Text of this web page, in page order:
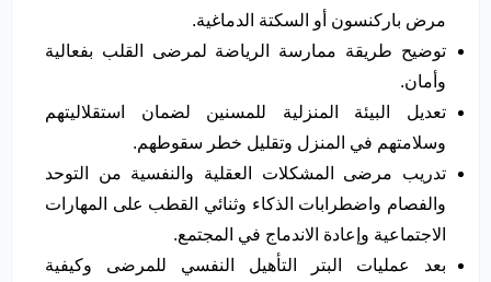
مرض باركنسون أو السكتة الدماغية.
توضيح طريقة ممارسة الرياضة لمرضى القلب بفعالية
وأمان.
تعديل البيئة المنزلية للمسنين لضمان استقلاليتهم
وسلامتهم في المنزل وتقليل خطر سقوطهم.
تدريب مرضى المشكلات العقلية والنفسية من التوحد
والفصام واضطرابات الذكاء وثنائي القطب على المهارات
الاجتماعية وإعادة الاندماج في المجتمع.
بعد عمليات البتر التأهيل النفسي للمرضى وكيفية